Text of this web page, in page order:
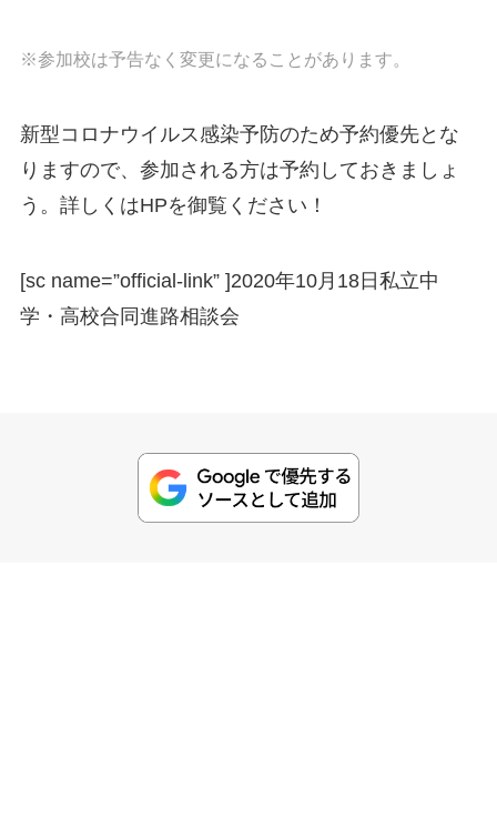
※参加校は予告なく変更になることがあります。
新型コロナウイルス感染予防のため予約優先とな
りますので、参加される方は予約しておきましょ
う。詳しくはHPを御覧ください！
[sc name=”official-link” ]2020年10月18日私立中
学・高校合同進路相談会